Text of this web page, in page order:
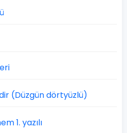
(Düzgün dörtyüzlü)
1. yazılı